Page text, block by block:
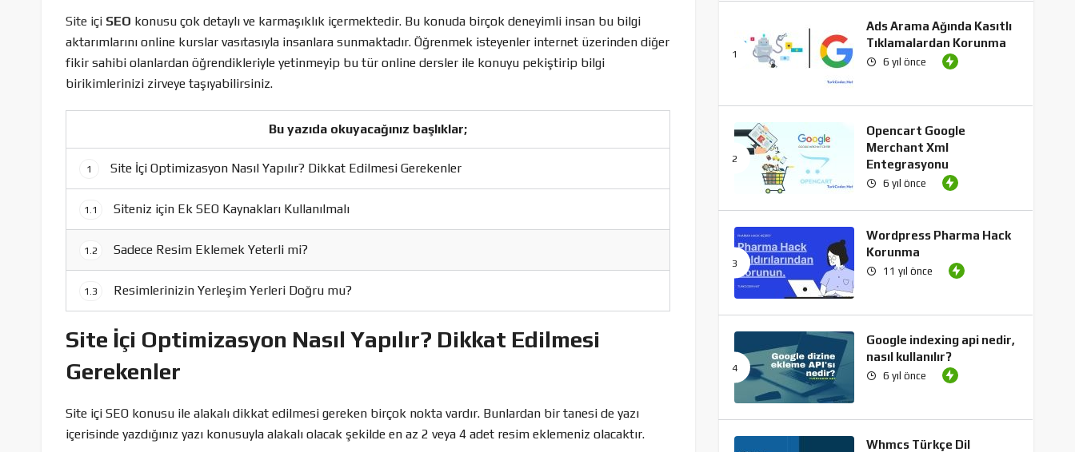
Site içi SEO konusu çok detaylı ve karmaşıklık içermektedir. Bu konuda birçok deneyimli insan bu bilgi
aktarımlarını online kurslar vasıtasıyla insanlara sunmaktadır. Öğrenmek isteyenler internet üzerinden diğer
fikir sahibi olanlardan öğrendikleriyle yetinmeyip bu tür online dersler ile konuyu pekiştirip bilgi
birikimlerinizi zirveye taşıyabilirsiniz.
Bu yazıda okuyacağınız başlıklar;
1 Site İçi Optimizasyon Nasıl Yapılır? Dikkat Edilmesi Gerekenler
1.1 Siteniz için Ek SEO Kaynakları Kullanılmalı
1.2 Sadece Resim Eklemek Yeterli mi?
1.3 Resimlerinizin Yerleşim Yerleri Doğru mu?
Site İçi Optimizasyon Nasıl Yapılır? Dikkat Edilmesi
Gerekenler
Site içi SEO konusu ile alakalı dikkat edilmesi gereken birçok nokta vardır. Bunlardan bir tanesi de yazı
içerisinde yazdığınız yazı konusuyla alakalı olacak şekilde en az 2 veya 4 adet resim eklemeniz olacaktır.
Ads Arama Ağında Kasıtlı
Tıklamalardan Korunma
6 yıl önce
Opencart Google
Merchant Xml
Entegrasyonu
6 yıl önce
Wordpress Pharma Hack
Korunma
11 yıl önce
Google indexing api nedir,
nasıl kullanılır?
6 yıl önce
Whmcs Türkçe Dil